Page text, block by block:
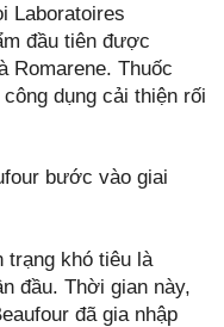
Laboratoires
đầu tiên được
Romarene. Thuốc
dụng cải thiện rối
bước vào giai
trạng khó tiêu là
đầu. Thời gian này,
đã gia nhập